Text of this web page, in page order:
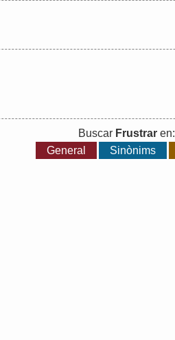
Buscar Frustraren:
General
Sinònims